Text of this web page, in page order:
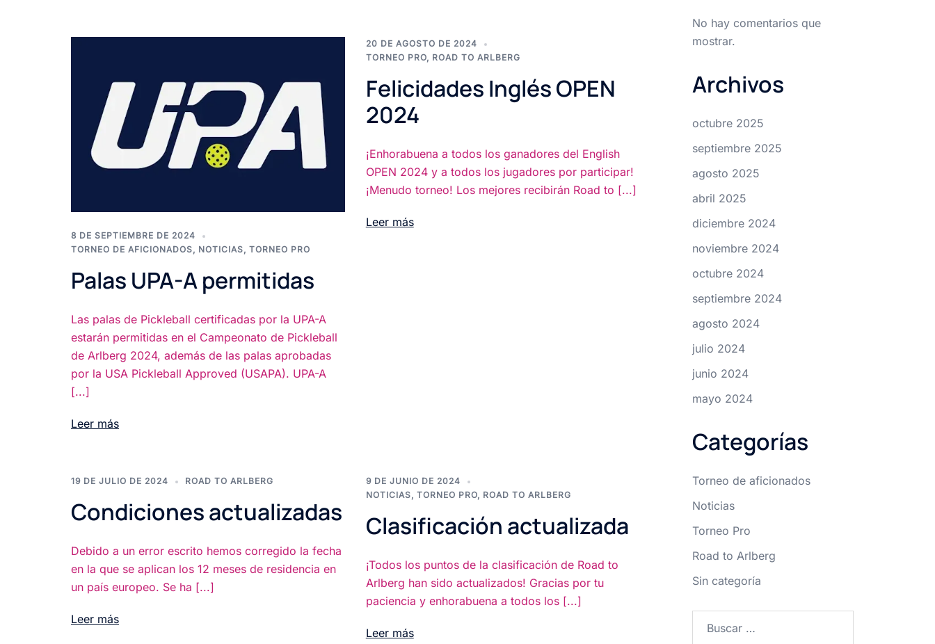
8 DE SEPTIEMBRE DE 2024
TORNEO DE AFICIONADOS, NOTICIAS, TORNEO PRO
Palas UPA-A permitidas
Las palas de Pickleball certificadas por la UPA-A
estarán permitidas en el Campeonato de Pickleball
de Arlberg 2024, además de las palas aprobadas
por la USA Pickleball Approved (USAPA). UPA-A
[...]
Leer más
20 DE AGOSTO DE 2024
TORNEO PRO, ROAD TO ARLBERG
Felicidades Inglés OPEN
2024
¡Enhorabuena a todos los ganadores del English
OPEN 2024 y a todos los jugadores por participar!
¡Menudo torneo! Los mejores recibirán Road to [...]
Leer más
19 DE JULIO DE 2024 ROAD TO ARLBERG
Condiciones actualizadas
Debido a un error escrito hemos corregido la fecha
en la que se aplican los 12 meses de residencia en
un país europeo. Se ha [...]
Leer más
9 DE JUNIO DE 2024
NOTICIAS, TORNEO PRO, ROAD TO ARLBERG
Clasificación actualizada
¡Todos los puntos de la clasificación de Road to
Arlberg han sido actualizados! Gracias por tu
paciencia y enhorabuena a todos los [...]
Leer más
No hay comentarios que
mostrar.
Archivos
octubre 2025
septiembre 2025
agosto 2025
abril 2025
diciembre 2024
noviembre 2024
octubre 2024
septiembre 2024
agosto 2024
julio 2024
junio 2024
mayo 2024
Categorías
Torneo de aficionados
Noticias
Torneo Pro
Road to Arlberg
Sin categoría